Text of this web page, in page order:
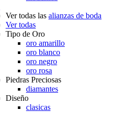
Ver todas las alianzas de boda
Ver todas
Tipo de Oro
oro amarillo
oro blanco
oro negro
oro rosa
Piedras Preciosas
diamantes
Diseño
clasicas